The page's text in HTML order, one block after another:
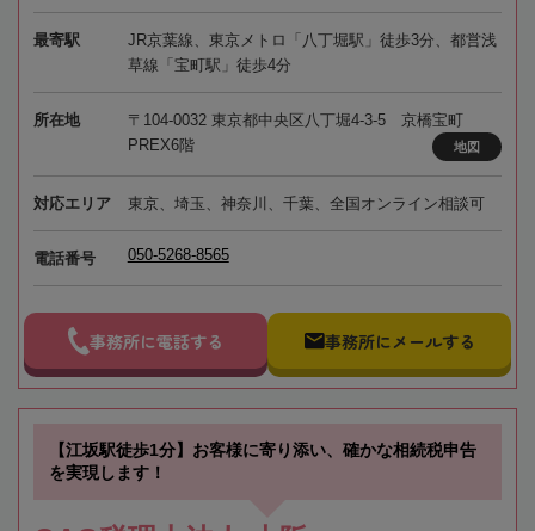
最寄駅
JR京葉線、東京メトロ「八丁堀駅」徒歩3分、都営浅
草線「宝町駅」徒歩4分
所在地
〒104-0032 東京都中央区八丁堀4-3-5 京橋宝町
PREX6階
地図
対応エリア 東京、埼玉、神奈川、千葉、全国オンライン相談可
電話番号 050-5268-8565
事務所に電話する 事務所にメールする
【江坂駅徒歩1分】お客様に寄り添い、確かな相続税申告
を実現します！